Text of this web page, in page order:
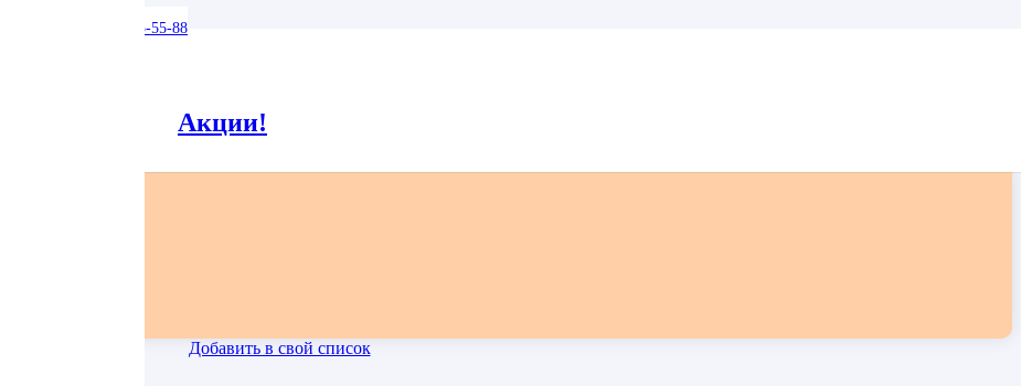
Доставка: +7 (916) 165-55-88
Акции!
Заявленный вес может отличаться от реального на +-5%.
Все фото блюд являются выставочными образцами и могут незначительно отличаться.
Добавить в свой список